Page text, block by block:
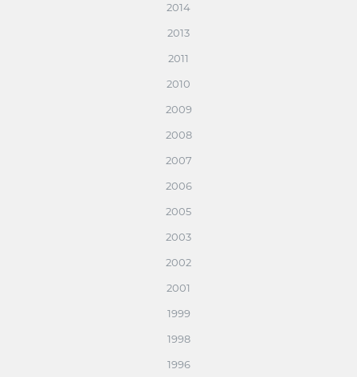
2014
2013
2011
2010
2009
2008
2007
2006
2005
2003
2002
2001
1999
1998
1996